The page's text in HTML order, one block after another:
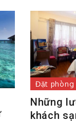
Đặt phòng
Những
khách